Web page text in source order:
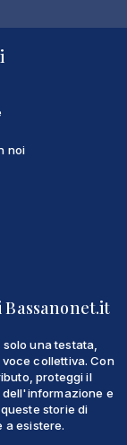
noi
Bassanonet.it
una testata,
collettiva. Con
proteggi il
dell'informazione e
storie di
a esistere.